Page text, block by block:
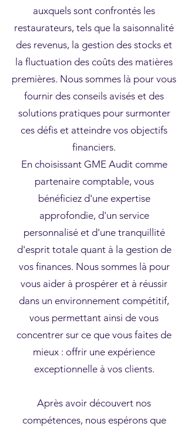
auxquels sont confrontés les
restaurateurs, tels que la saisonnalité
des revenus, la gestion des stocks et
la fluctuation des coûts des matières
premières. Nous sommes là pour vous
fournir des conseils avisés et des
solutions pratiques pour surmonter
ces défis et atteindre vos objectifs
financiers.
En choisissant GME Audit comme
partenaire comptable, vous
bénéficiez d'une expertise
approfondie, d'un service
personnalisé et d'une tranquillité
d'esprit totale quant à la gestion de
vos finances. Nous sommes là pour
vous aider à prospérer et à réussir
dans un environnement compétitif,
vous permettant ainsi de vous
concentrer sur ce que vous faites de
mieux : offrir une expérience
exceptionnelle à vos clients.
Après avoir découvert nos
compétences, nous espérons que